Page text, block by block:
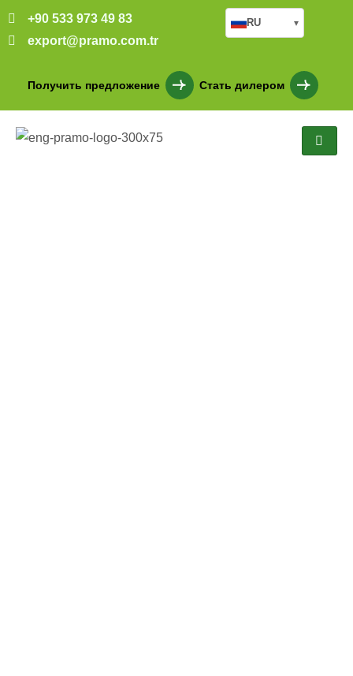
+90 533 973 49 83
export@pramo.com.tr
Получить предложение Стать дилером
RU ▾